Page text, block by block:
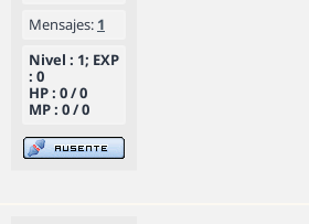
Mensajes: 1
Nivel : 1; EXP
: 0
HP : 0 / 0
MP : 0 / 0